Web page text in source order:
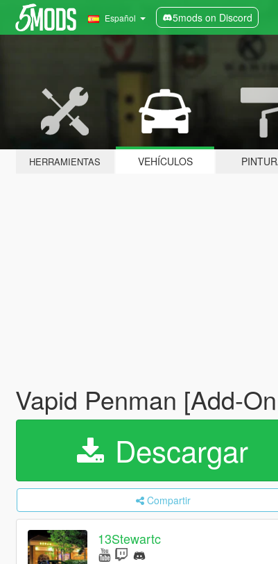
Español 5mods on Discord
HERRAMIENTAS VEHÍCULOS
Vapid Penman [Add-
Descargar
Compartir
13Stewartc